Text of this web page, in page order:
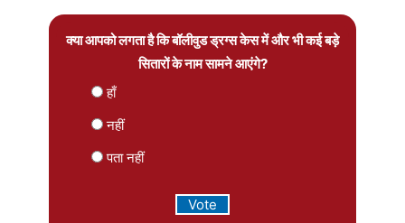
क्या आपको लगता है कि बॉलीवुड ड्रग्स केस में और भी कई बड़े
सितारों के नाम सामने आएंगे?
हाँ
नहीं
पता नहीं